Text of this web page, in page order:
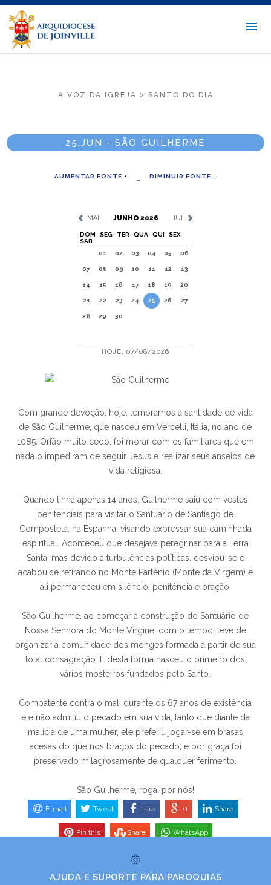
A VOZ DA IGREJA > SANTO DO DIA
25.JUN - SÃO GUILHERME
AUMENTAR FONTE + DIMINUIR FONTE -
MAI JUNHO 2026 JUL
DOM SEG TER QUA QUI
SEX
SAB
01
02 03 04 05 06
07 08 09 10 11 12 13
14 15 16 17 18 19 20
21 22 23 24 25 26 27
28 29 30
HOJE, 07/08/2026
Com grande devoção, hoje, lembramos a santidade de vida
de São Guilherme, que nasceu em Vercelli, Itália, no ano de
1085. Órfão muito cedo, foi morar com os familiares que em
nada o impediram de seguir Jesus e realizar seus anseios de
vida religiosa.
Quando tinha apenas 14 anos, Guilherme saiu com vestes
penitenciais para visitar o Santuário de Santiago de
Compostela, na Espanha, visando expressar sua caminhada
espiritual. Aconteceu que desejava peregrinar para a Terra
Santa, mas devido a turbulências políticas, desviou-se e
acabou se retirando no Monte Partênio (Monte da Virgem) e
ali permaneceu em silêncio, penitência e oração.
São Guilherme, ao começar a construção do Santuário de
Nossa Senhora do Monte Virgine, com o tempo, teve de
organizar a comunidade dos monges formada a partir de sua
total consagração. E desta forma nasceu o primeiro dos
vários mosteiros fundados pelo Santo.
Combatente contra o mal, durante os 67 anos de existência
ele não admitiu o pecado em sua vida, tanto que diante da
malícia de uma mulher, ele preferiu jogar-se em brasas
acesas do que nos braços do pecado; e por graça foi
preservado milagrosamente de qualquer ferimento.
São Guilherme, rogai por nós!
E-mail Tweet Like +1 Share
Pin this Share WhatsApp
AJUDA E SUPORTE PARA PARÓQUIAS